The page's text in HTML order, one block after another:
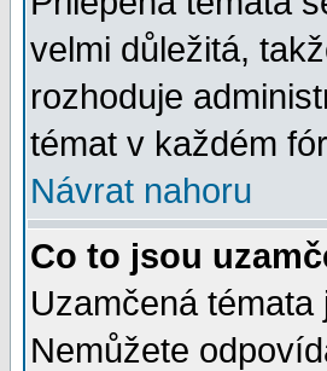
velmi důležitá,
rozhoduje
témat v každém
Návrat nahoru
Co to jsou
Uzamčená
Nemůžete